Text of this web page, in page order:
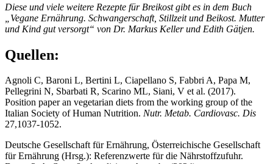
Diese und viele weitere Rezepte für Breikost gibt es in dem Buch
„Vegane Ernährung. Schwangerschaft, Stillzeit und Beikost. Mutter
und Kind gut versorgt“ von Dr. Markus Keller und Edith Gätjen.
Quellen:
Agnoli C, Baroni L, Bertini L, Ciapellano S, Fabbri A, Papa M,
Pellegrini N, Sbarbati R, Scarino ML, Siani, V et al. (2017).
Position paper an vegetarian diets from the working group of the
Italian Society of Human Nutrition. Nutr. Metab. Cardiovasc. Dis
27,1037-1052.
Deutsche Gesellschaft für Ernährung, Österreichische Gesellschaft
für Ernährung (Hrsg.): Referenzwerte für die Nährstoffzufuhr.